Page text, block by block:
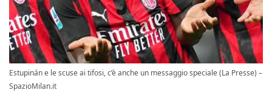
Estupinán e le scuse ai tifosi, c’è anche un messaggio speciale (La Presse) –
SpazioMilan.it